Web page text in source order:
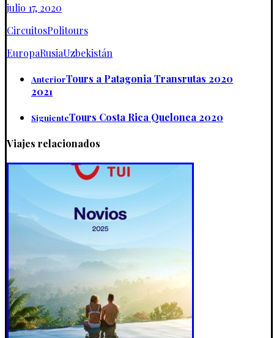
julio 17, 2020
CircuitosPolitours
EuropaRusiaUzbekistán
AnteriorTours a Patagonia Transrutas 2020
2021
SiguienteTours Costa Rica Quelonea 2020
Viajes relacionados